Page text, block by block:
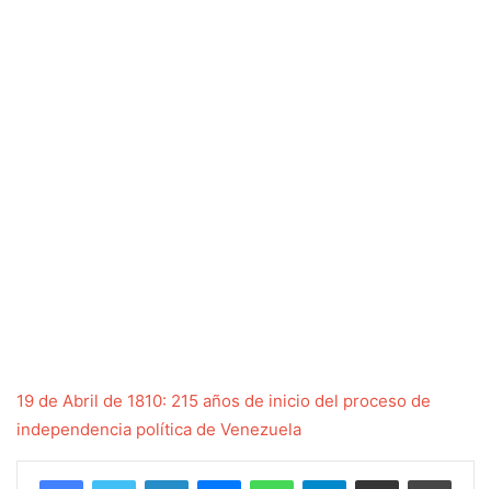
19 de Abril de 1810: 215 años de inicio del proceso de
independencia política de Venezuela
FacebookTwitter LinkedInMessengerWhatsAppTelegramCompartir por correo electrónico